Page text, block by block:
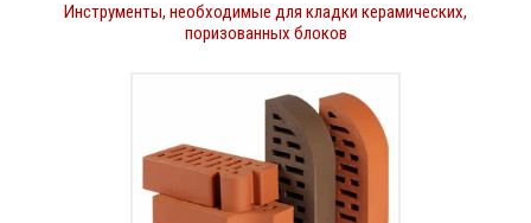
Инструменты, необходимые для кладки керамических,
поризованных блоков